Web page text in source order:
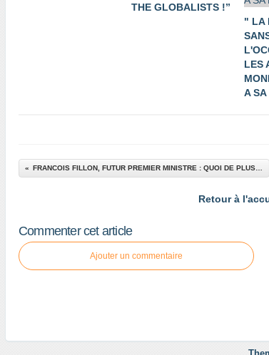
THE GLOBALISTS !”
" LA
LES
A
Retour à
Commenter cet article
Ajouter un commentaire